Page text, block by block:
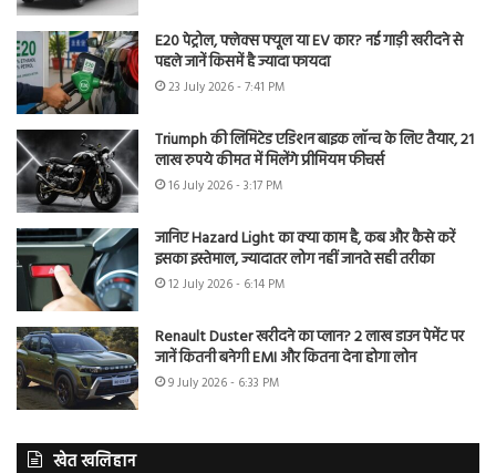
E20 पेट्रोल, फ्लेक्स फ्यूल या EV कार? नई गाड़ी खरीदने से
पहले जानें किसमें है ज्यादा फायदा
23 July 2026 - 7:41 PM
Triumph की लिमिटेड एडिशन बाइक लॉन्च के लिए तैयार, 21
लाख रुपये कीमत में मिलेंगे प्रीमियम फीचर्स
16 July 2026 - 3:17 PM
जानिए Hazard Light का क्या काम है, कब और कैसे करें
इसका इस्तेमाल, ज्यादातर लोग नहीं जानते सही तरीका
12 July 2026 - 6:14 PM
Renault Duster खरीदने का प्लान? 2 लाख डाउन पेमेंट पर
जानें कितनी बनेगी EMI और कितना देना होगा लोन
9 July 2026 - 6:33 PM
खेत खलिहान